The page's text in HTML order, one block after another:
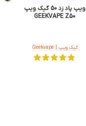
ویپ پاد زد 50 گیک ویپ
GEEKVAPE Z50
گیک ویپ | Geekvape